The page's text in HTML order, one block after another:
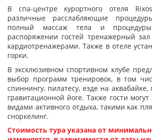
В спа-центре курортного отеля
различные расслабляющие
полный массаж тела и
распоряжении гостей тренажерный
кардиотренажерами. Также в отеле
горки.
В эксклюзивном спортивном клубе
выбор программ тренировок, в том
спиннингу, пилатесу, езде на
гравитационной йоге. Также гости могут
видами активного отдыха, такими как
сноркелинг.
Стоимость тура указана от